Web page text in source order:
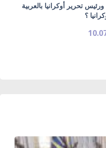
تحرير أوكرانيا بالعربية
؟